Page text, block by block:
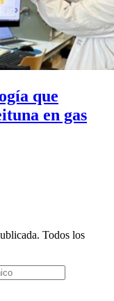
que
en gas
Todos los